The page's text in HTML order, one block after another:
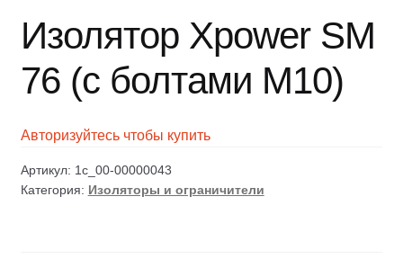
Изолятор Xpower SM
76 (с болтами М10)
Авторизуйтесь чтобы купить
Артикул: 1c_00-00000043
Категория: Изоляторы и ограничители